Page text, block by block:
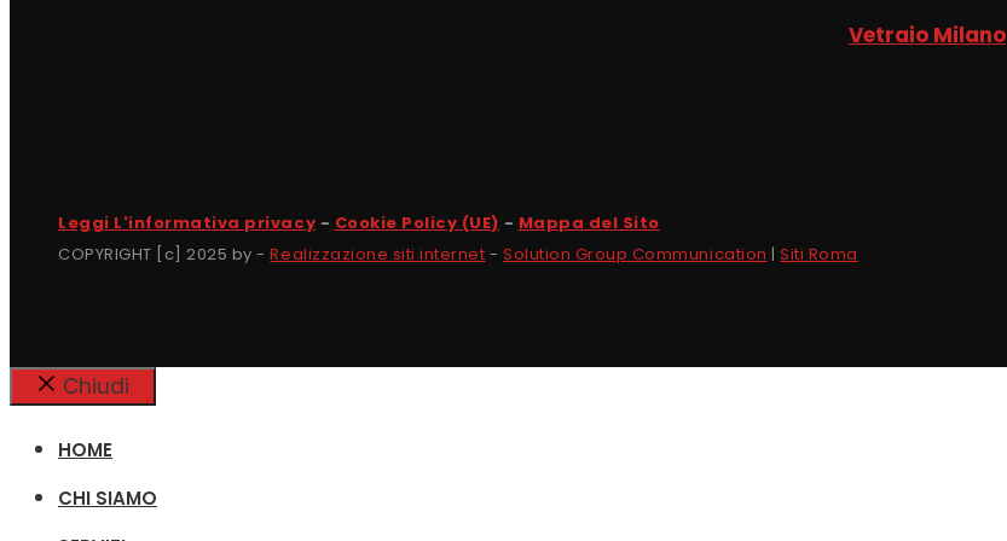
Vetraio Milano
Leggi L'informativa privacy - Cookie Policy (UE) - Mappa del Sito
COPYRIGHT [c] 2025 by -Realizzazione siti internet -Solution Group Communication |Siti Roma
Chiudi
HOME
CHI SIAMO